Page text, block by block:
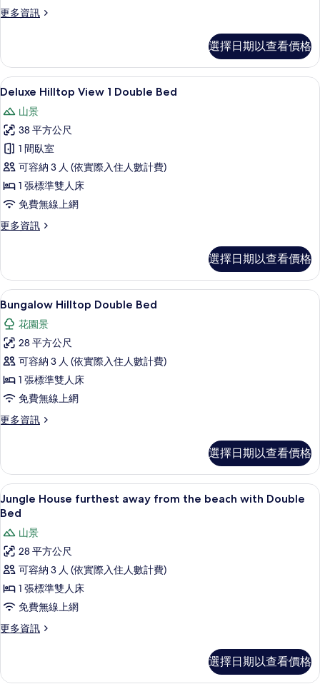
所
片
更多資訊
更
View
Double
Bed
詳
情
選擇日期以查看價格
顯
示
Deluxe
Hilltop
View
1
Double
Bed
的
相
片
5
Deluxe Hilltop View 1 Double Bed
山景
38 平方公尺
1 間臥室
可容納 3 人 (依實際入住人數計費)
1 張標準雙人床
免費無線上網
更多資訊
更
View
Double
Bed
的
詳
情
選擇日期以查看價格
顯
示
Bungalow
Hilltop
Double
Bed
的
所
片
Bungalow
5
Bungalow Hilltop Double Bed
花園景
28 平方公尺
可容納 3 人 (依實際入住人數計費)
1 張標準雙人床
免費無線上網
更多資訊
更
Double
Bed
的
詳
選擇日期以查看價格
顯
示
Jungle
House
furthest
away
from
the
beach
Bed
客房內保險箱、免費無線上網、獨特
11
Jungle House furthest away from the beach with Double
Bed
山景
28 平方公尺
可容納 3 人 (依實際入住人數計費)
1 張標準雙人床
免費無線上網
更多資訊
更
furthest
選擇日期以查看價格